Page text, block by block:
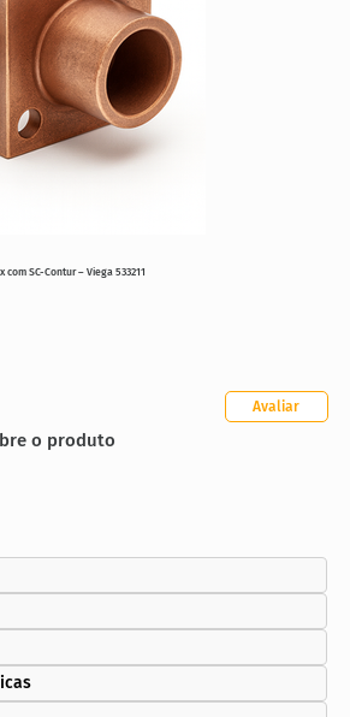
SC-Contur – Viega 533211
de 5
o produto
Avaliar